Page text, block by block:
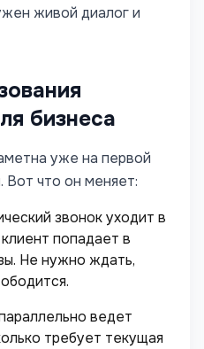
живой диалог и
бизнеса
уже на первой
Вот что он меняет:
звонок уходит в
попадает в
Не нужно ждать,
ведет
требует текущая